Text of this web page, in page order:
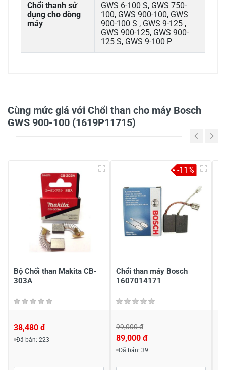
Chổi thanh sử
dụng cho dòng
máy
GWS 6-100 S, GWS 750-
100, GWS 900-100, GWS
900-100 S , GWS 9-125 ,
GWS 900-125, GWS 900-
125 S, GWS 9-100 P
3
2
-
1
Chia sẻ nhận xét về sản phẩm
Cùng mức giá với Chổi than cho máy Bosch
GWS 900-100 (1619P11715)
Bộ Chổi than Makita CB-
303A
38,480 đ
Đã bán: 223
Chổi than máy Bosch
1607014171
99,000 đ
89,000 đ
Đã bán: 39
-11%